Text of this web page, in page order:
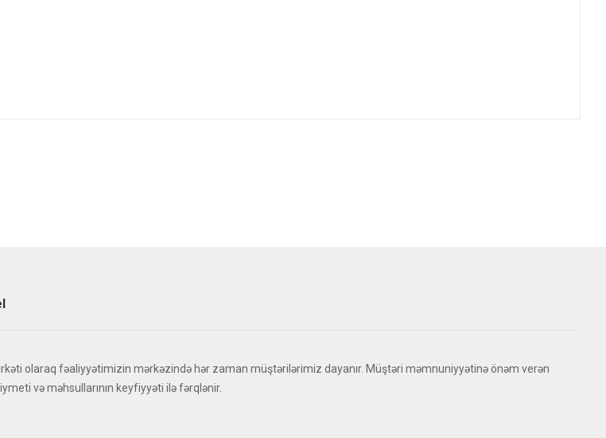
olaraq fəaliyyətimizin mərkəzində hər zaman müştərilərimiz dayanır. Müştəri məmnuniyyətinə önəm verən
və məhsullarının keyfiyyəti ilə fərqlənir.